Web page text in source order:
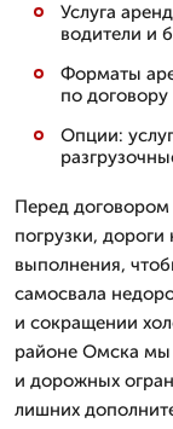
Услуга
водители и
Форматы
по договору
Опции:
Перед
погрузки,
выполнения,
самосвала
и сокращении
районе Омска мы
и дорожных
лишних